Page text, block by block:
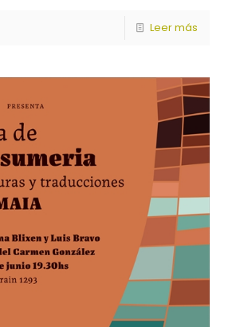
Leer más